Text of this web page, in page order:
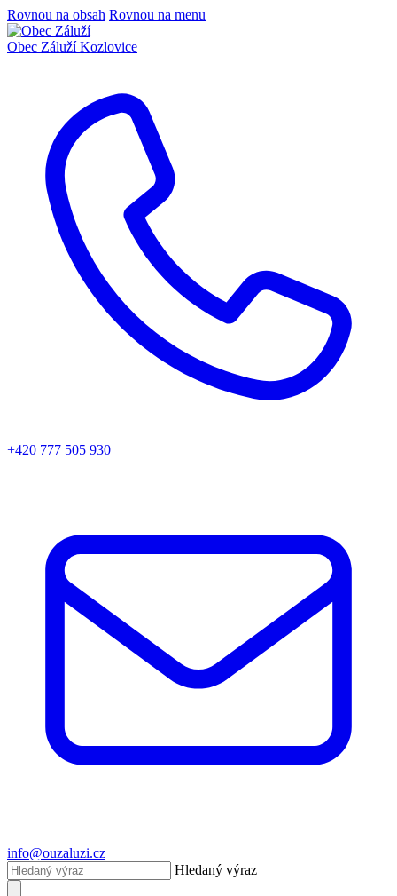
Rovnou na obsah Rovnou na menu
Obec ZálužíKozlovice
+420 777 505 930
info@ouzaluzi.cz
Hledaný výraz